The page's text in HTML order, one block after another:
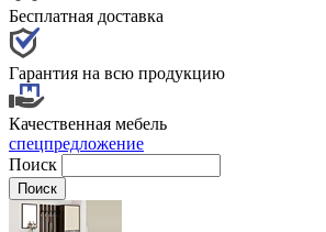
Бесплатная доставка
Гарантия на всю продукцию
Качественная мебель
спецпредложение
Поиск